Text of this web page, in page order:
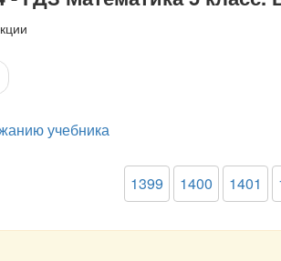
учебника
1399 1400 1401